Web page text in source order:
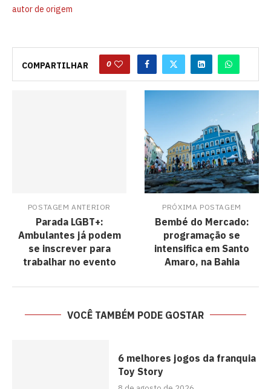
autor de origem
COMPARTILHAR 0
POSTAGEM ANTERIOR
Parada LGBT+:
Ambulantes já podem
se inscrever para
trabalhar no evento
PRÓXIMA POSTAGEM
Bembé do Mercado:
programação se
intensifica em Santo
Amaro, na Bahia
VOCÊ TAMBÉM PODE GOSTAR
6 melhores jogos da franquia
Toy Story